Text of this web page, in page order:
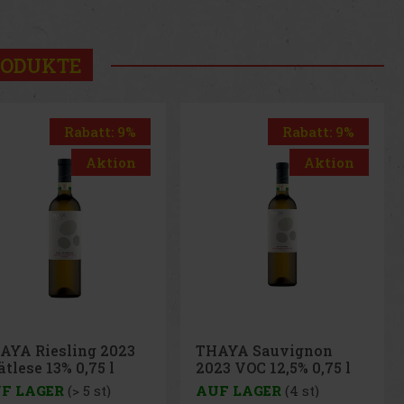
Rabatt: 9%
Aktion
Sauvignon
VOC 12,5% 0,75 l
LAGER (4 st)
Rabatt: 9%
Aktion
THAYA Grüner
Veltliner 2023 VOC 13%
0,75 l
AUF LAGER (> 5 st)